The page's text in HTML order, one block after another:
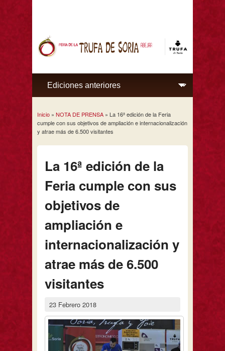
Se encuentra usted aquí
Inicio» NOTA DE PRENSA» La 16ª edición de la Feria
cumple con sus objetivos de ampliación e internacionalización
y atrae más de 6.500 visitantes
La 16ª edición de la
Feria cumple con sus
objetivos de
ampliación e
internacionalización y
atrae más de 6.500
visitantes
23 Febrero 2018